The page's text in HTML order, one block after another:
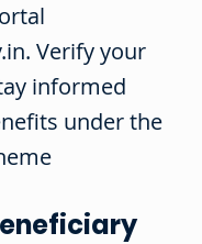
Verify your
informed
under the